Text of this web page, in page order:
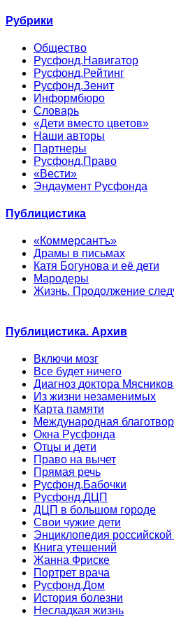
Рубрики
Общество
Русфонд.Навигатор
Русфонд.Рейтинг
Русфонд.Зенит
Информбюро
Словарь
«Дети вместо цветов»
Наши авторы
Партнеры
Русфонд.Право
«Вести»
Эндаумент Русфонда
Публицистика
«Коммерсантъ»
Драмы в письмах
Катя Богунова и её дети
Мародеры
Жизнь. Продолжение
Публицистика. Архив
Включи мозг
Все будет ничего
Диагноз доктора
Из жизни незаменимых
Карта памяти
Международная
Окна Русфонда
Отцы и дети
Право на вычет
Прямая речь
Русфонд.Бабочки
Русфонд.ДЦП
ДЦП в большом городе
Свои чужие дети
Энциклопедия российской
Книга утешений
Жанна Фриске
Портрет врача
Русфонд.Дом
История болезни
Несладкая жизнь